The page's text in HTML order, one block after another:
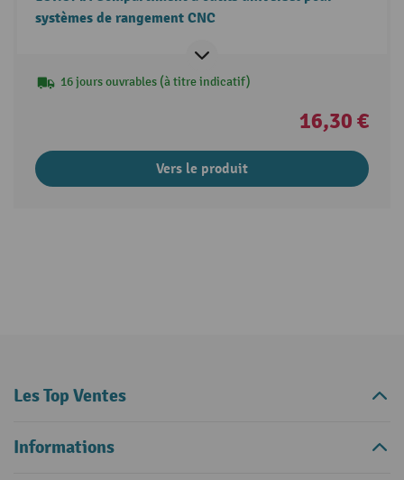
systèmes de rangement CNC
16 jours ouvrables (à titre indicatif)
16,30 €
Vers le produit
Les Top Ventes
Informations